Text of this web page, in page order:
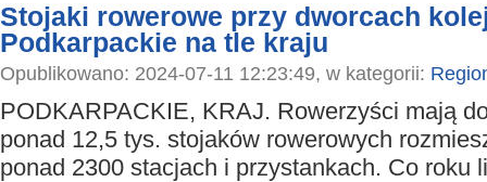
Stojaki rowerowe przy dworcach
Podkarpackie na tle kraju
Opublikowano: 2024-07-11 12:23:49, w kategorii:
PODKARPACKIE, KRAJ. Rowerzyści mają
ponad 12,5 tys. stojaków rowerowych
ponad 2300 stacjach i przystankach. Co roku